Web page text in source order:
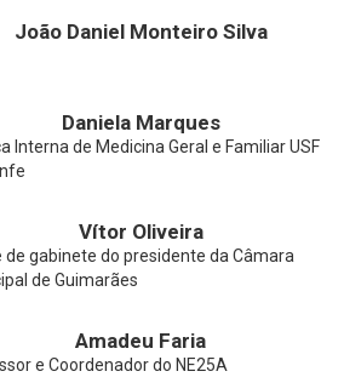
João Daniel Monteiro Silva
Daniela Marques
Interna de Medicina Geral e Familiar USF
Vítor Oliveira
de gabinete do presidente da Câmara
de Guimarães
Amadeu Faria
e Coordenador do NE25A